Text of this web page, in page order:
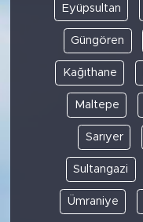
Eyüpsultan
Güngören
Kağıthane
Maltepe
Sarıyer
Sultangazi
Ümraniye